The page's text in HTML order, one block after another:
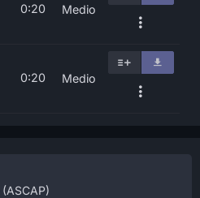
0:20 Medio
0:20 Medio
(ASCAP)